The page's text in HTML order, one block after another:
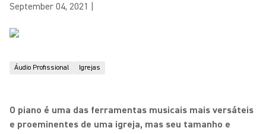
September 04, 2021
Áudio Profissional Igrejas
O piano é uma das ferramentas musicais mais versáteis
e proeminentes de uma igreja, mas seu tamanho e